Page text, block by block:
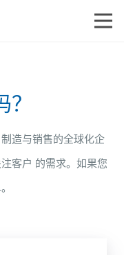
造与销售的全球化企
客户 的需求。如果您